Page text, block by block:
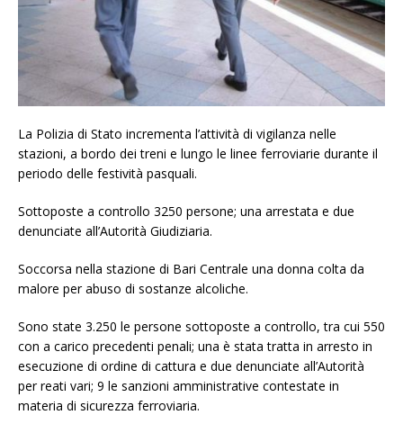
La Polizia di Stato incrementa l’attività di vigilanza nelle
stazioni, a bordo dei treni e lungo le linee ferroviarie durante il
periodo delle festività pasquali.
Sottoposte a controllo 3250 persone; una arrestata e due
denunciate all’Autorità Giudiziaria.
Soccorsa nella stazione di Bari Centrale una donna colta da
malore per abuso di sostanze alcoliche.
Sono state 3.250 le persone sottoposte a controllo, tra cui 550
con a carico precedenti penali; una è stata tratta in arresto in
esecuzione di ordine di cattura e due denunciate all’Autorità
per reati vari; 9 le sanzioni amministrative contestate in
materia di sicurezza ferroviaria.